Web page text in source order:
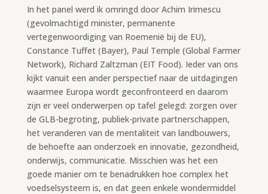
In het panel werd ik omringd door Achim Irimescu
(gevolmachtigd minister, permanente
vertegenwoordiging van Roemenië bij de EU),
Constance Tuffet (Bayer), Paul Temple (Global Farmer
Network), Richard Zaltzman (EIT Food). Ieder van ons
kijkt vanuit een ander perspectief naar de uitdagingen
waarmee Europa wordt geconfronteerd en daarom
zijn er veel onderwerpen op tafel gelegd: zorgen over
de GLB-begroting, publiek-private partnerschappen,
het veranderen van de mentaliteit van landbouwers,
de behoefte aan onderzoek en innovatie, gezondheid,
onderwijs, communicatie. Misschien was het een
goede manier om te benadrukken hoe complex het
voedselsysteem is, en dat geen enkele wondermiddel